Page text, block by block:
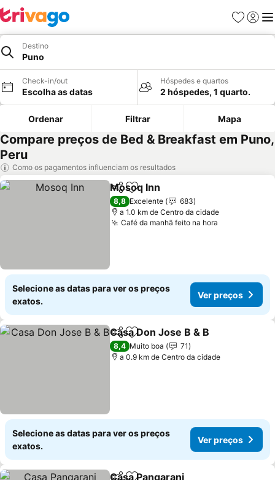
Favoritos
Iniciar
Destino
Puno
Check-in/out
Escolha as datas
Hóspedes e quartos
2 hóspedes, 1 quarto.
Ordenar Filtrar Mapa
Compare preços de Bed & Breakfast em Puno,
Peru
Como os pagamentos influenciam os resultados
PartilharAdicionar aos favoritos
Mosoq Inn
8,8 Excelente
683
a 1.0 km de Centro da cidade
Café da manhã feito na hora
Selecione as datas para ver os preços
exatos.
Ver preços
PartilharAdicionar aos favoritos
Casa Don Jose B & B
8,4 Muito boa
71
a 0.9 km de Centro da cidade
Selecione as datas para ver os preços
exatos.
Ver preços
Casa Panqarani